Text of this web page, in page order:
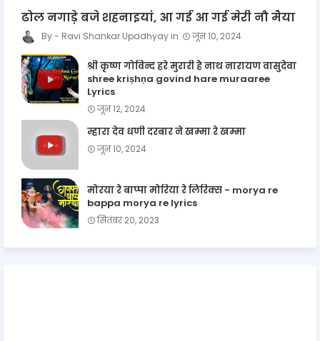
ढोल नगाड़े बजे शहनाइयां, आ गई आ गई मेरी नौ मैया
Ravi Shankar Upadhyay जून 10, 2024
श्री कृष्ण गोविन्द हरे मुरारी हे नाथ नारायण वासुदेवा
shree kriṣhṇa govind hare muraaree
Lyrics
जून 12, 2024
म्हारा देव धणी दरबार ने खम्मा रे खम्मा
जून 10, 2024
मोरया रे बाप्पा मोरिया रे लिरिक्स - morya re
bappa morya re lyrics
सितंबर 20, 2023